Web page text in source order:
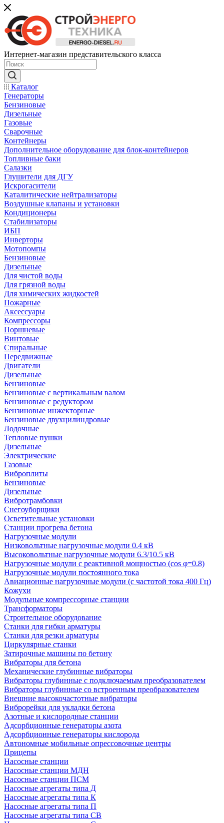
Интернет-магазин представительского класса
Каталог
Генераторы
Бензиновые
Дизельные
Газовые
Сварочные
Контейнеры
Дополнительное оборудование для блок-контейнеров
Топливные баки
Салазки
Глушители для ДГУ
Искрогасители
Каталитические нейтрализаторы
Воздушные клапаны и установки
Кондиционеры
Стабилизаторы
ИБП
Инверторы
Мотопомпы
Бензиновые
Дизельные
Для чистой воды
Для грязной воды
Для химических жидкостей
Пожарные
Аксессуары
Компрессоры
Поршневые
Винтовые
Спиральные
Передвижные
Двигатели
Дизельные
Бензиновые
Бензиновые с вертикальным валом
Бензиновые с редуктором
Бензиновые инжекторные
Бензиновые двухцилиндровые
Лодочные
Тепловые пушки
Дизельные
Электрические
Газовые
Виброплиты
Бензиновые
Дизельные
Вибротрамбовки
Снегоуборщики
Осветительные установки
Станции прогрева бетона
Нагрузочные модули
Низковольтные нагрузочные модули 0.4 кВ
Высоковольтные нагрузочные модули 6.3/10.5 кВ
Нагрузочные модули с реактивной мощностью (cos φ=0.8)
Нагрузочные модули постоянного тока
Авиационные нагрузочные модули (с частотой тока 400 Гц)
Кожухи
Модульные компрессорные станции
Трансформаторы
Строительное оборудование
Станки для гибки арматуры
Станки для резки арматуры
Циркулярные станки
Затирочные машины по бетону
Вибраторы для бетона
Механические глубинные вибраторы
Вибраторы глубинные с подключаемым преобразователем
Вибраторы глубинные со встроенным преобразователем
Внешние высокочастотные вибраторы
Виброрейки для укладки бетона
Азотные и кислородные станции
Адсорбционные генераторы азота
Адсорбционные генераторы кислорода
Автономные мобильные опрессовочные центры
Прицепы
Насосные станции
Насосные станции МДН
Насосные станции ПСМ
Насосные агрегаты типа Д
Насосные агрегаты типа К
Насосные агрегаты типа П
Насосные агрегаты типа СВ